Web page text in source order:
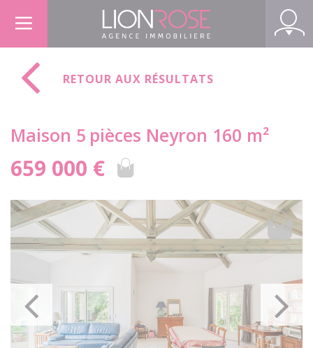
RETOUR AUX RÉSULTATS
Maison 5 pièces Neyron 160 m²
659 000 €
Panneau de gestion des cookies